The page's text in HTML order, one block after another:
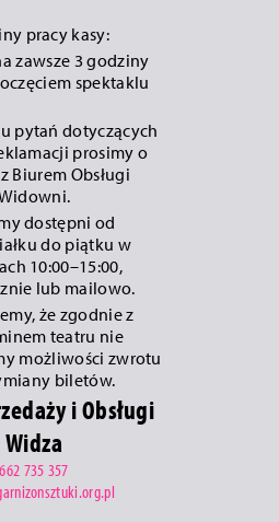
pracy kasy:
zawsze 3 godziny
spektaklu
pytań dotyczących
prosimy o
Biurem Obsługi
dostępni od
do piątku w
10:00–15:00,
lub mailowo.
że zgodnie z
teatru nie
możliwości zwrotu
biletów.
i Obsługi
Widza
662 735 357